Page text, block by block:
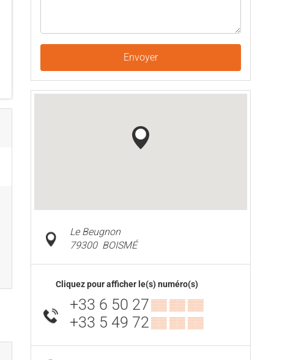
Envoyer
Le Beugnon
79300 BOISMÉ
Cliquez pour afficher le(s) numéro(s)
+33 6 50 27▒▒ ▒▒ ▒▒
+33 5 49 72▒▒ ▒▒ ▒▒